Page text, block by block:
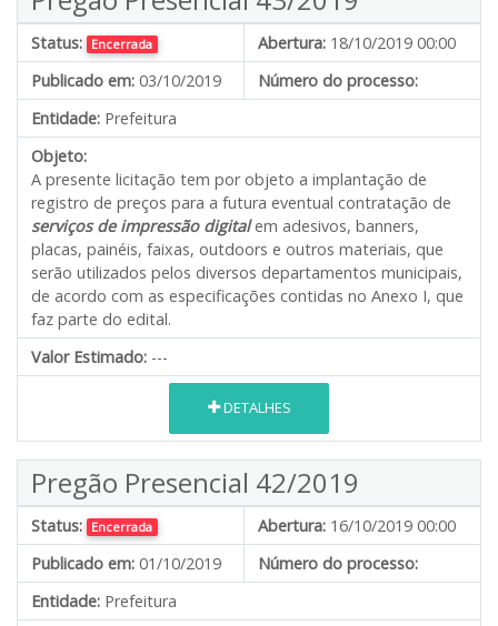
Status: Encerrada Abertura: 18/10/2019 00:00
Publicado em: 03/10/2019
Número do processo:
Entidade: Prefeitura
Objeto:
A presente licitação tem por objeto a implantação de
registro de preços para a futura eventual contratação de
serviços de impressão digitalem adesivos, banners,
placas, painéis, faixas, outdoors e outros materiais, que
serão utilizados pelos diversos departamentos municipais,
de acordo com as especificações contidas no Anexo I, que
faz parte do edital.
Valor Estimado: ---
DETALHES
Pregão Presencial 42/2019
Status: Encerrada Abertura: 16/10/2019 00:00
Publicado em: 01/10/2019
Número do processo:
Entidade: Prefeitura